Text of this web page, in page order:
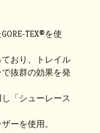
TEX®を使
おり、トレイル
抜群の効果を発
「シューレース
ーを使用。